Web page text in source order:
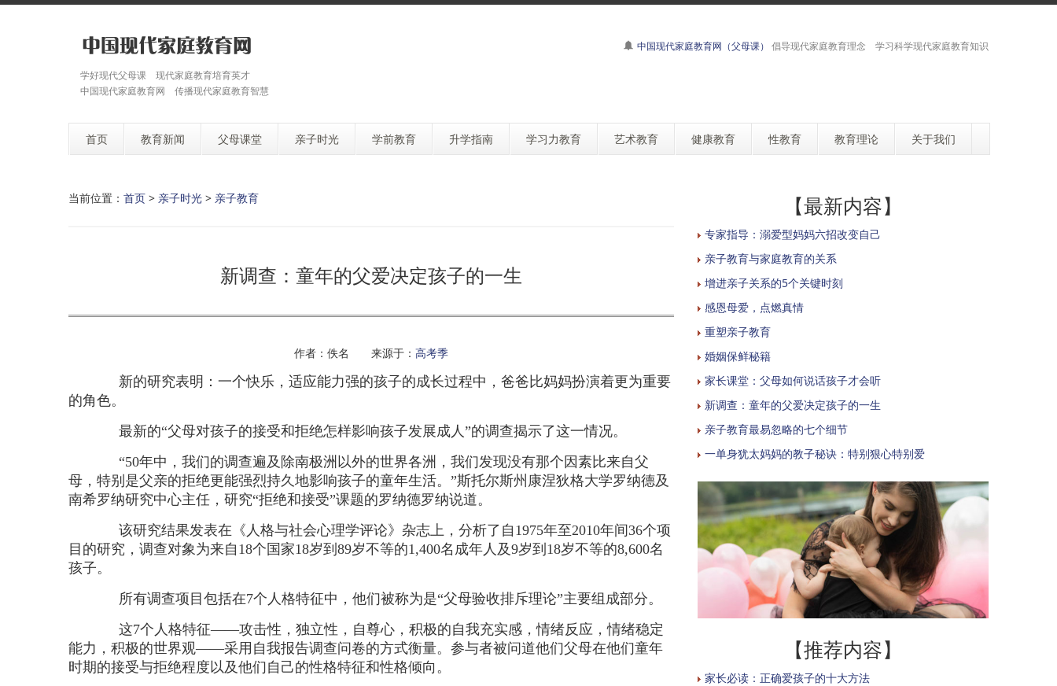
学好现代父母课 现代家庭教育培育英才
中国现代家庭教育网 传播现代家庭教育智慧
中国现代家庭教育网（父母课） 倡导现代家庭教育理念 学习科学现代家庭教育知识
首页 教育新闻 父母课堂 亲子时光 学前教育 升学指南 学习力教育 艺术教育 健康教育 性教育 教育理论 关于我们
当前位置： 首页 > 亲子时光 > 亲子教育
新调查：童年的父爱决定孩子的一生
作者：佚名 来源于： 高考季
新的研究表明：一个快乐，适应能力强的孩子的成长过程中，爸爸比妈妈扮演着更为重要
的角色。
最新的“父母对孩子的接受和拒绝怎样影响孩子发展成人”的调查揭示了这一情况。
“50年中，我们的调查遍及除南极洲以外的世界各洲，我们发现没有那个因素比来自父
母，特别是父亲的拒绝更能强烈持久地影响孩子的童年生活。”斯托尔斯州康涅狄格大学罗纳德及
南希罗纳研究中心主任，研究“拒绝和接受”课题的罗纳德罗纳说道。
该研究结果发表在《人格与社会心理学评论》杂志上，分析了自1975年至2010年间36个项
目的研究，调查对象为来自18个国家18岁到89岁不等的1,400名成年人及9岁到18岁不等的8,600名
孩子。
所有调查项目包括在7个人格特征中，他们被称为是“父母验收排斥理论”主要组成部分。
这7个人格特征——攻击性，独立性，自尊心，积极的自我充实感，情绪反应，情绪稳定
能力，积极的世界观——采用自我报告调查问卷的方式衡量。参与者被问道他们父母在他们童年
时期的接受与拒绝程度以及他们自己的性格特征和性格倾向。
【最新内容】
专家指导：溺爱型妈妈六招改变自己
亲子教育与家庭教育的关系
增进亲子关系的5个关键时刻
感恩母爱，点燃真情
重塑亲子教育
婚姻保鲜秘籍
家长课堂：父母如何说话孩子才会听
新调查：童年的父爱决定孩子的一生
亲子教育最易忽略的七个细节
一单身犹太妈妈的教子秘诀：特别狠心特别爱
【推荐内容】
家长必读：正确爱孩子的十大方法